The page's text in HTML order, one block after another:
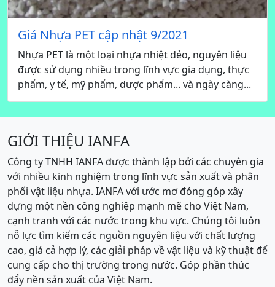
Giá Nhựa PET cập nhật 9/2021
Nhựa PET là một loại nhựa nhiệt dẻo, nguyên liệu
được sử dụng nhiều trong lĩnh vực gia dụng, thực
phẩm, y tế, mỹ phẩm, dược phẩm... và ngày càng...
GIỚI THIỆU IANFA
Công ty TNHH IANFA được thành lập bởi các chuyên gia
với nhiều kinh nghiệm trong lĩnh vực sản xuất và phân
phối vật liệu nhựa. IANFA với ước mơ đóng góp xây
dựng một nền công nghiệp mạnh mẽ cho Việt Nam,
cạnh tranh với các nước trong khu vực. Chúng tôi luôn
nỗ lực tìm kiếm các nguồn nguyên liệu với chất lượng
cao, giá cả hợp lý, các giải pháp về vật liệu và kỹ thuật để
cung cấp cho thị trường trong nước. Góp phần thúc
đẩy nền sản xuất của Việt Nam.